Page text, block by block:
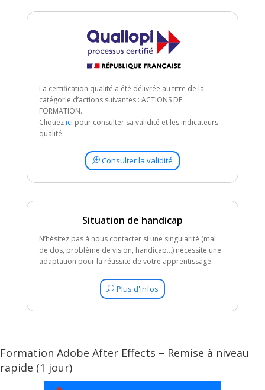
La certification qualité a été délivrée au titre de la
catégorie d’actions suivantes : ACTIONS DE
FORMATION.
Cliquezici pour consulter sa validité et les indicateurs
qualité.
Consulter la validité
Situation de handicap
N’hésitez pas à nous contacter si une singularité (mal
de dos, problème de vision, handicap…) nécessite une
adaptation pour la réussite de votre apprentissage.
Plus d'infos
Formation Adobe After Effects – Remise à niveau
rapide (1 jour)